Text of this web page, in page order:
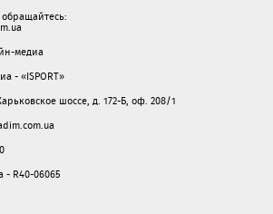
медиа
- «ISPORT»
шоссе, д. 172-Б, оф. 208/1
- R40-06065